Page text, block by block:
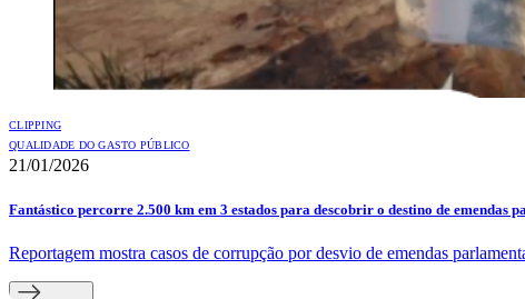
CLIPPING
QUALIDADE DO GASTO PÚBLICO
21/01/2026
Fantástico percorre 2.500 km em 3 estados para descobrir o destino de emendas
Reportagem mostra casos de corrupção por desvio de emendas